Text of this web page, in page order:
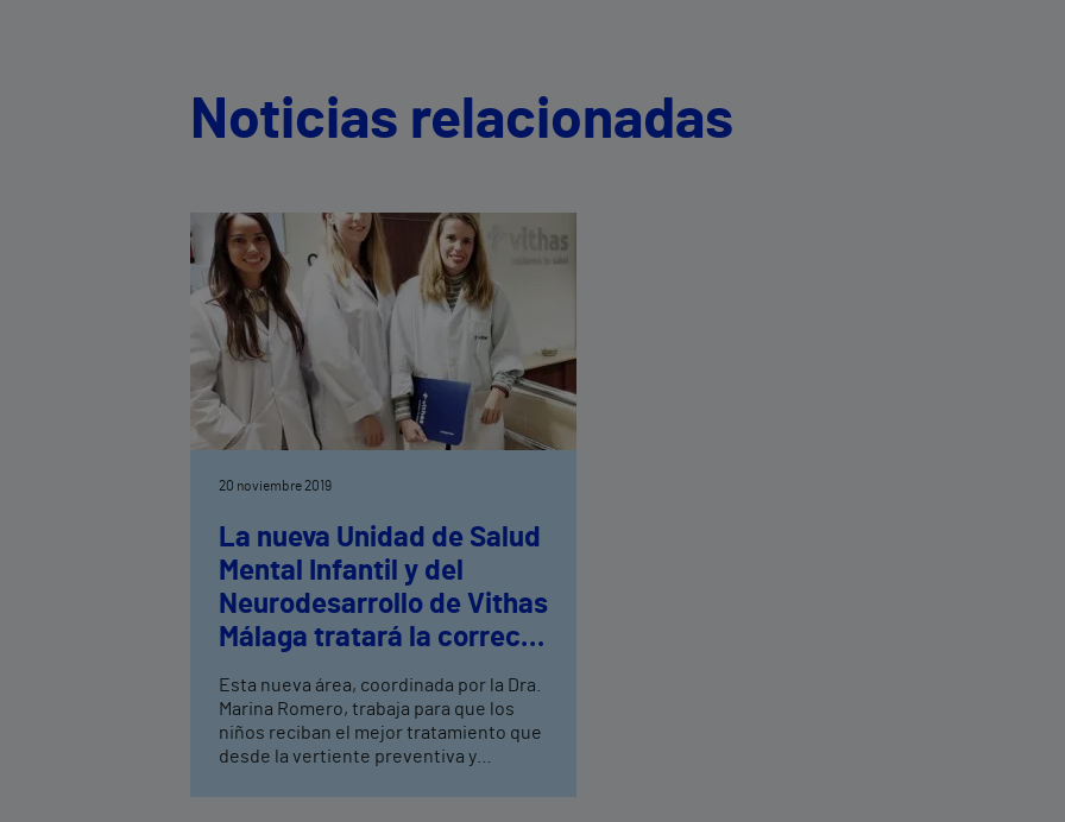
Noticias relacionadas
20 noviembre 2019
La nueva Unidad de Salud
Mental Infantil y del
Neurodesarrollo de Vithas
Málaga tratará la correcta
evolución física,
sensorial, intelectual,
social y emocional del
niño
Esta nueva área, coordinada por la Dra.
Marina Romero, trabaja para que los
niños reciban el mejor tratamiento que
desde la vertiente preventiva y